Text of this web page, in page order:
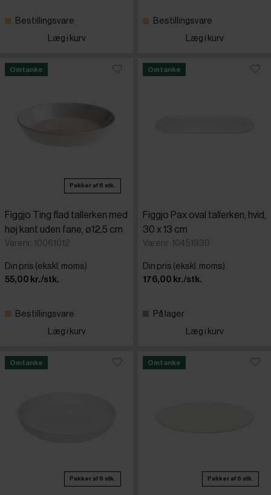
Bestillingsvare
Læg i kurv
Bestillingsvare
Læg i kurv
Omtanke
Pakker af 6 stk.
Figgjo Ting flad tallerken med
høj kant uden fane, ø12,5 cm
Varenr: 10061012
Din pris (ekskl. moms)
55,00 kr./stk.
Bestillingsvare
Læg i kurv
Omtanke
Figgjo Pax oval tallerken, hvid,
30 x 13 cm
Varenr: 10451930
Din pris (ekskl. moms)
176,00 kr./stk.
På lager
Læg i kurv
Omtanke
Pakker af 6 stk.
Omtanke
Pakker af 6 stk.